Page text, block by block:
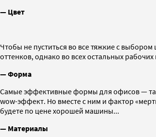
— Цвет
Чтобы не пуститься во все тяжкие с
оттенков, однако во всех остальных
—Форма
Самые эффективные формы для офисов —
wow-эффект. Но вместе с ним и фактор
будете по цене хорошей машины...
— Материалы